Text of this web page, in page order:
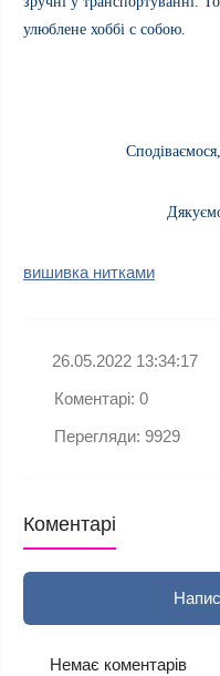
улюблене хоббі с собою.
вишивка нитками
26.05.2022 13:34:17
Коментарі: 0
Перегляди: 9929
Коментарі
Немає коментарів